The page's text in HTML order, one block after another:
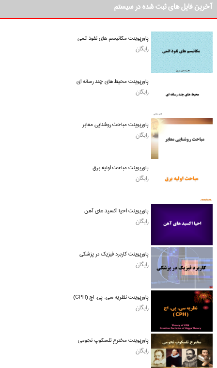
آخرین فایل های ثبت شده در سیستم
پاورپوینت مکانیسم های نفوذ اتمی
رایگان
پاورپوینت محیط های چند رسانه ای
رایگان
پاورپوینت مباحث روشنایی معابر
رایگان
پاورپوینت مباحث اولیه برق
رایگان
پاورپوینت احیا اکسید های آهن
رایگان
پاورپوینت کاربرد فیزیک در پزشکی
رایگان
پاورپوینت نظریه سی. پی. اچ (CPH)
رایگان
پاورپوینت مخترع تلسکوپ نجومی
رایگان